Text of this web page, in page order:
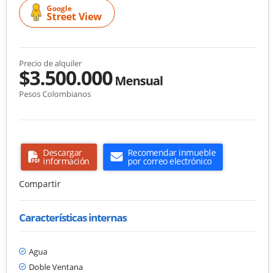
Google
Street View
Precio de alquiler
$3.500.000Mensual
Pesos Colombianos
Descargar
información
Recomendar inmueble
por correo electrónico
Compartir
Características internas
Agua
Doble Ventana